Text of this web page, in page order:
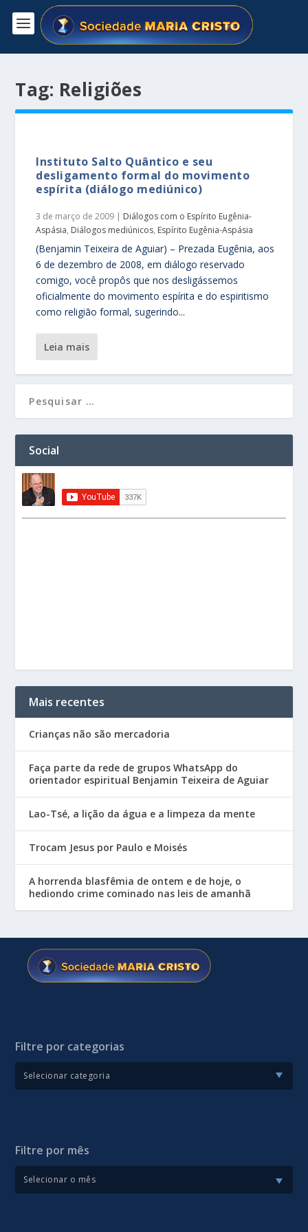
Tag: Religiões
Instituto Salto Quântico e seu
desligamento formal do movimento
espírita (diálogo mediúnico)
3 de março de 2009 | Diálogos com o Espírito Eugênia-
Aspásia, Diálogos mediúnicos, Espírito Eugênia-Aspásia
(Benjamin Teixeira de Aguiar) – Prezada Eugênia, aos
6 de dezembro de 2008, em diálogo reservado
comigo, você propôs que nos desligássemos
oficialmente do movimento espírita e do espiritismo
como religião formal, sugerindo...
leia mais
Social
Mais recentes
Crianças não são mercadoria
Faça parte da rede de grupos WhatsApp do
orientador espiritual Benjamin Teixeira de Aguiar
Lao-Tsé, a lição da água e a limpeza da mente
Trocam Jesus por Paulo e Moisés
A horrenda blasfêmia de ontem e de hoje, o
hediondo crime cominado nas leis de amanhã
Filtre por categorias
Filtre por mês